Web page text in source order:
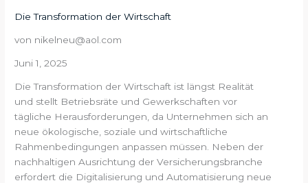
Die Transformation der Wirtschaft
von nikelneu@aol.com
Juni 1, 2025
Die Transformation der Wirtschaft ist längst Realität
und stellt Betriebsräte und Gewerkschaften vor
tägliche Herausforderungen, da Unternehmen sich an
neue ökologische, soziale und wirtschaftliche
Rahmenbedingungen anpassen müssen. Neben der
nachhaltigen Ausrichtung der Versicherungsbranche
erfordert die Digitalisierung und Automatisierung neue